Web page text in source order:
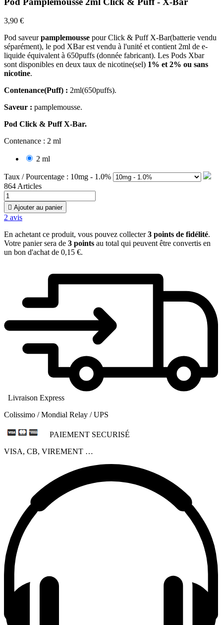
3,90 €
Pod saveurpamplemousse pour Click & Puff X-Bar(batterie vendu
séparément), le pod XBar est vendu à l'unité et contient 2ml de e-
liquide équivalent à 650puffs (donnée fabricant). Les Pods Xbar
sont disponibles en deux taux de nicotine(sel) 1% et 2% ou sans
nicotine.
Contenance(Puff) : 2ml(650puffs).
Saveur : pamplemousse.
Pod Click & Puff X-Bar.
Contenance : 2 ml
2 ml
Taux / Pourcentage : 10mg - 1.0%
864 Articles
 Ajouter au panier
2 avis
En achetant ce produit, vous pouvez collecter3 points de fidélité.
Votre panier sera de 3 points au total qui peuvent être convertis en
un bon d'achat de 0,15 €.
Livraison Express
Colissimo / Mondial Relay / UPS
PAIEMENT SECURISÉ
VISA, CB, VIREMENT …